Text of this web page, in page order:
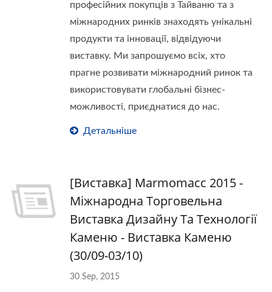
професійних покупців з Тайваню та з
міжнародних ринків знаходять унікальні
продукти та інновації, відвідуючи
виставку. Ми запрошуємо всіх, хто
прагне розвивати міжнародний ринок та
використовувати глобальні бізнес-
можливості, приєднатися до нас.
Детальніше
[Виставка] Marmomacc 2015 -
Міжнародна Торговельна
Виставка Дизайну Та Технології
Каменю - Виставка Каменю
(30/09-03/10)
30 Sep, 2015